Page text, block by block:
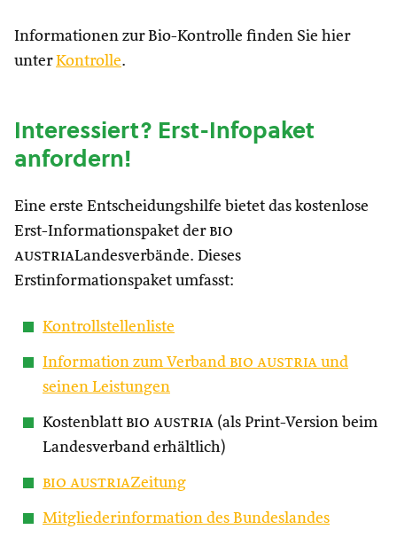
Informationen zur Bio-Kontrolle finden Sie hier
unterKontrolle.
Interessiert? Erst-Infopaket
anfordern!
Eine erste Entscheidungshilfe bietet das kostenlose
Erst-Informationspaket der bio
austriaLandesverbände. Dieses
Erstinformationspaket umfasst:
Kontrollstellenliste
Information zum Verband bio austria und
seinen Leistungen
Kostenblatt bio austria (als Print-Version beim
Landesverband erhältlich)
bio austriaZeitung
Mitgliederinformation des Bundeslandes